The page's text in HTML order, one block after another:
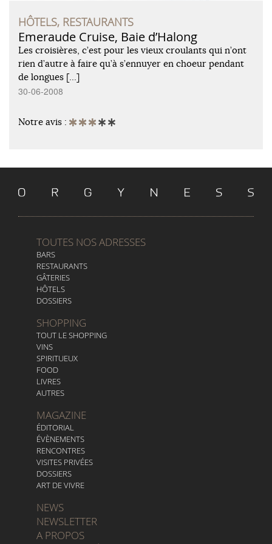
HÔTELS, RESTAURANTS
Emeraude Cruise, Baie d’Halong
Les croisières, c’est pour les vieux croulants qui n’ont
rien d’autre à faire qu’à s’ennuyer en choeur pendant
de longues […]
30-06-2008
Notre avis :
TOUTES NOS ADRESSES
BARS
RESTAURANTS
GÂTERIES
HÔTELS
DOSSIERS
SHOPPING
TOUT LE SHOPPING
VINS
SPIRITUEUX
FOOD
LIVRES
AUTRES
MAGAZINE
ÉDITORIAL
ÉVÈNEMENTS
RENCONTRES
VISITES PRIVÉES
DOSSIERS
ART DE VIVRE
NEWS
NEWSLETTER
A PROPOS